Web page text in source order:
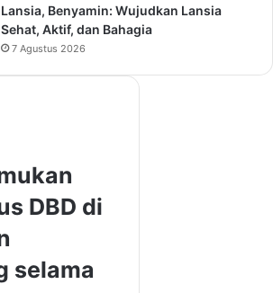
Lansia, Benyamin: Wujudkan Lansia
Sehat, Aktif, dan Bahagia
7 Agustus 2026